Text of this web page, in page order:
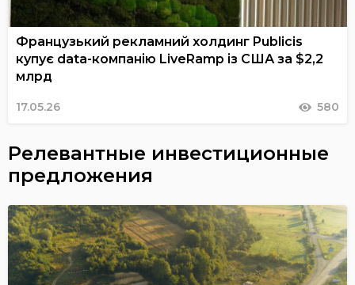
Французький рекламний холдинг Publicis
купує data-компанію LiveRamp із США за $2,2
млрд
17.05.26 580
Релевантные инвестиционные
предложения